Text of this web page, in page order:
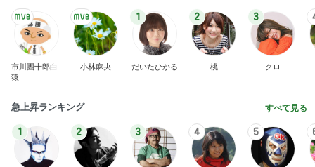
市川團十郎白
猿
小林麻央
1
だいたひかる
2
桃
3
クロ
急上昇ランキング すべて見る
1 2 3 4 5